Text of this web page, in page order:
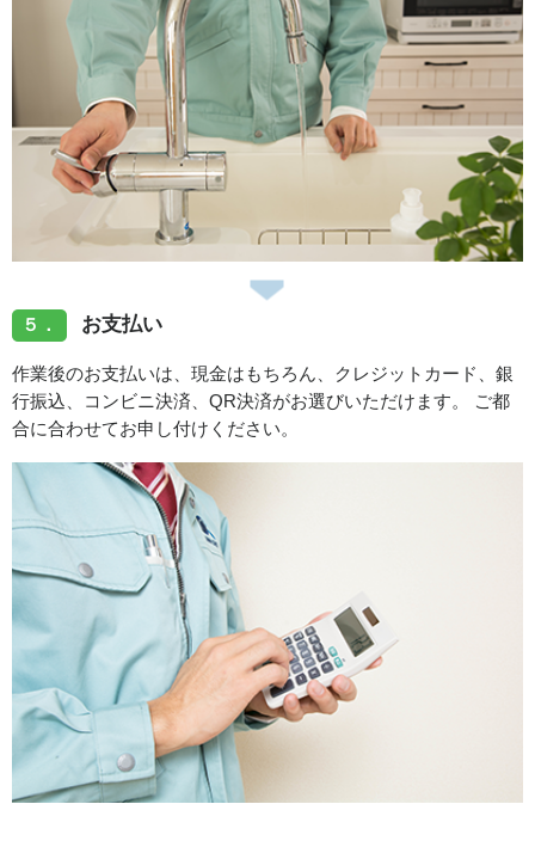
５． お支払い
作業後のお支払いは、現金はもちろん、クレジットカード、銀
行振込、コンビニ決済、QR決済がお選びいただけます。 ご都
合に合わせてお申し付けください。